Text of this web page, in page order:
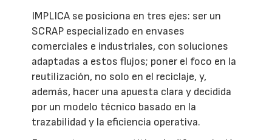
IMPLICA se posiciona en tres ejes: ser un
SCRAP especializado en envases
comerciales e industriales, con soluciones
adaptadas a estos flujos; poner el foco en la
reutilización, no solo en el reciclaje, y,
además, hacer una apuesta clara y decidida
por un modelo técnico basado en la
trazabilidad y la eficiencia operativa.